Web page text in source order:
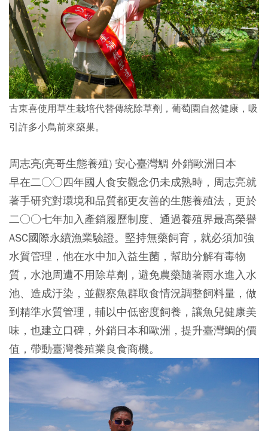
古東喜使用草生栽培代替傳統除草劑，葡萄園自然健康，吸
引許多小鳥前來築巢。
周志亮(亮哥生態養殖) 安心臺灣鯛 外銷歐洲日本
早在二○○四年國人食安觀念仍未成熟時，周志亮就
著手研究對環境和品質都更友善的生態養殖法，更於
二○○七年加入產銷履歷制度、通過養殖界最高榮譽
ASC國際永續漁業驗證。堅持無藥飼育，就必須加強
水質管理，他在水中加入益生菌，幫助分解有毒物
質，水池周遭不用除草劑，避免農藥隨著雨水進入水
池、造成汙染，並觀察魚群取食情況調整飼料量，做
到精準水質管理，輔以中低密度飼養，讓魚兒健康美
味，也建立口碑，外銷日本和歐洲，提升臺灣鯛的價
值，帶動臺灣養殖業良食商機。